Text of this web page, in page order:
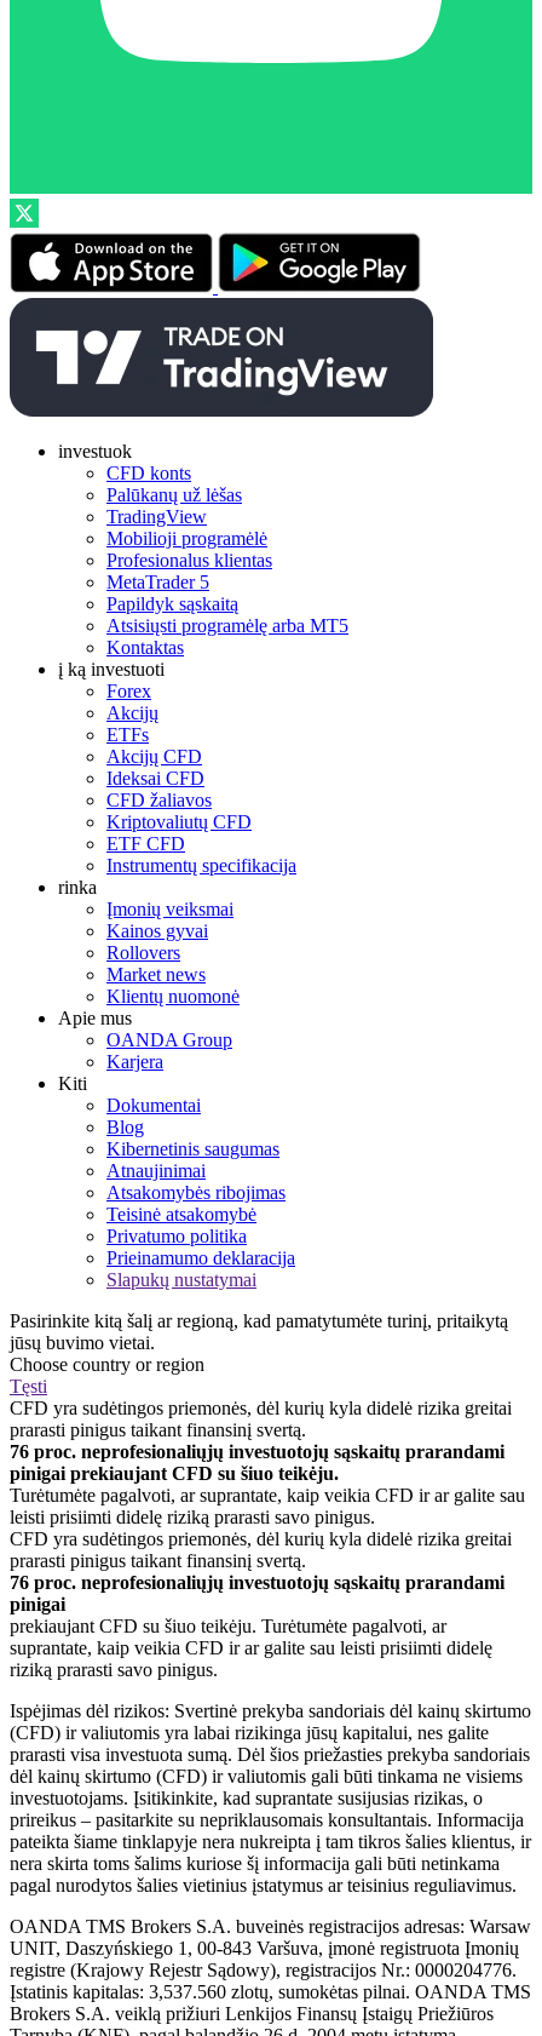
investuok
CFD konts
Palūkanų už lėšas
TradingView
Mobilioji programėlė
Profesionalus klientas
MetaTrader 5
Papildyk sąskaitą
Atsisiųsti programėlę arba MT5
Kontaktas
į ką investuoti
Forex
Akcijų
ETFs
Akcijų CFD
Ideksai CFD
CFD žaliavos
Kriptovaliutų CFD
ETF CFD
Instrumentų specifikacija
rinka
Įmonių veiksmai
Kainos gyvai
Rollovers
Market news
Klientų nuomonė
Apie mus
OANDA Group
Karjera
Kiti
Dokumentai
Blog
Kibernetinis saugumas
Atnaujinimai
Atsakomybės ribojimas
Teisinė atsakomybė
Privatumo politika
Prieinamumo deklaracija
Slapukų nustatymai
Pasirinkite kitą šalį ar regioną, kad pamatytumėte turinį, pritaikytą
jūsų buvimo vietai.
Choose country or region
Tęsti
CFD yra sudėtingos priemonės, dėl kurių kyla didelė rizika greitai
prarasti pinigus taikant finansinį svertą.
76 proc. neprofesionaliųjų investuotojų sąskaitų prarandami
pinigai prekiaujant CFD su šiuo teikėju.
Turėtumėte pagalvoti, ar suprantate, kaip veikia CFD ir ar galite sau
leisti prisiimti didelę riziką prarasti savo pinigus.
CFD yra sudėtingos priemonės, dėl kurių kyla didelė rizika greitai
prarasti pinigus taikant finansinį svertą.
76 proc. neprofesionaliųjų investuotojų sąskaitų prarandami
pinigai
prekiaujant CFD su šiuo teikėju. Turėtumėte pagalvoti, ar
suprantate, kaip veikia CFD ir ar galite sau leisti prisiimti didelę
riziką prarasti savo pinigus.
Ispėjimas dėl rizikos: Svertinė prekyba sandoriais dėl kainų skirtumo
(CFD) ir valiutomis yra labai rizikinga jūsų kapitalui, nes galite
prarasti visa investuota sumą. Dėl šios priežasties prekyba sandoriais
dėl kainų skirtumo (CFD) ir valiutomis gali būti tinkama ne visiems
investuotojams. Įsitikinkite, kad suprantate susijusias rizikas, o
prireikus – pasitarkite su nepriklausomais konsultantais. Informacija
pateikta šiame tinklapyje nera nukreipta į tam tikros šalies klientus, ir
nera skirta toms šalims kuriose šį informacija gali būti netinkama
pagal nurodytos šalies vietinius įstatymus ar teisinius reguliavimus.
OANDA TMS Brokers S.A. buveinės registracijos adresas: Warsaw
UNIT, Daszyńskiego 1, 00-843 Varšuva, įmonė registruota Įmonių
registre (Krajowy Rejestr Sądowy), registracijos Nr.: 0000204776.
Įstatinis kapitalas: 3,537.560 zlotų, sumokėtas pilnai. OANDA TMS
Brokers S.A. veiklą prižiuri Lenkijos Finansų Įstaigų Priežiūros